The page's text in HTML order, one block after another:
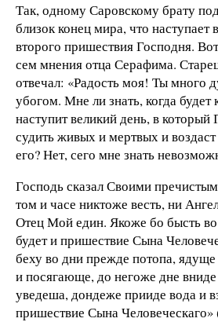
Так, одному Саровскому брату
близок конец мира, что наступает
второго пришествия Господня.
сем мнения отца Серафима.
отвечал: «Радость моя! Ты много
убогом. Мне ли знать, когда
наступит великий день, в который
судить живых и мертвых и
его? Нет, сего мне знать
Господь сказал Своими
том и часе никтоже весть, ни
Отец Мой един. Якоже бо бысть
будет и пришествие Сына
беху во дни прежде потопа,
и посягающе, до негоже дне вниде
уведеша, дондеже прииде вода и
пришествие Сына